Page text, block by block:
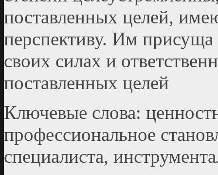
поставленных целей,
перспективу. Им присуща
своих силах и
поставленных целей
Ключевые слова:
профессиональное
специалиста,